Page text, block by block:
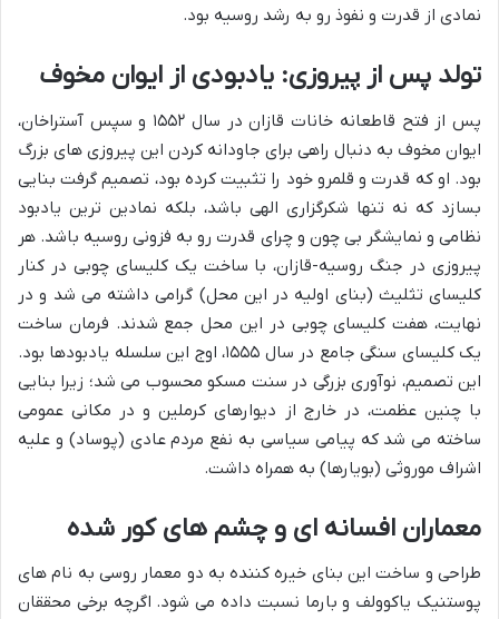
نمادی از قدرت و نفوذ رو به رشد روسیه بود.
تولد پس از پیروزی: یادبودی از ایوان مخوف
پس از فتح قاطعانه خانات قازان در سال ۱۵۵۲ و سپس آستراخان،
ایوان مخوف به دنبال راهی برای جاودانه کردن این پیروزی های بزرگ
بود. او که قدرت و قلمرو خود را تثبیت کرده بود، تصمیم گرفت بنایی
بسازد که نه تنها شکرگزاری الهی باشد، بلکه نمادین ترین یادبود
نظامی و نمایشگر بی چون و چرای قدرت رو به فزونی روسیه باشد. هر
پیروزی در جنگ روسیه-قازان، با ساخت یک کلیسای چوبی در کنار
کلیسای تثلیث (بنای اولیه در این محل) گرامی داشته می شد و در
نهایت، هفت کلیسای چوبی در این محل جمع شدند. فرمان ساخت
یک کلیسای سنگی جامع در سال ۱۵۵۵، اوج این سلسله یادبودها بود.
این تصمیم، نوآوری بزرگی در سنت مسکو محسوب می شد؛ زیرا بنایی
با چنین عظمت، در خارج از دیوارهای کرملین و در مکانی عمومی
ساخته می شد که پیامی سیاسی به نفع مردم عادی (پوساد) و علیه
اشراف موروثی (بویارها) به همراه داشت.
معماران افسانه ای و چشم های کور شده
طراحی و ساخت این بنای خیره کننده به دو معمار روسی به نام های
پوستنیک یاکوولف و بارما نسبت داده می شود. اگرچه برخی محققان